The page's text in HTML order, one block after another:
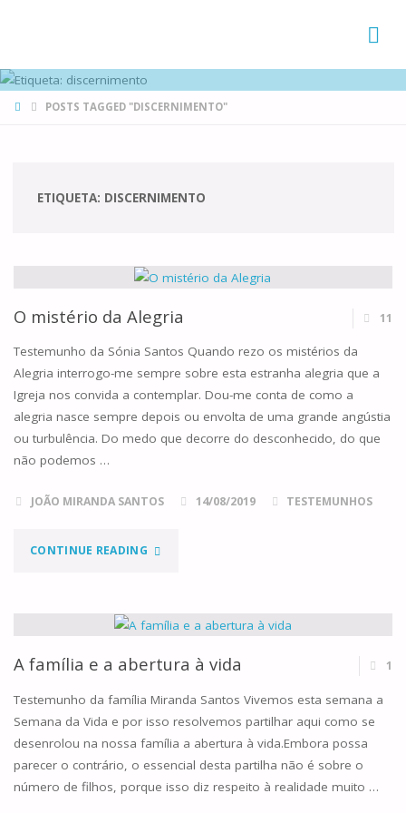
HOMEPOSTS TAGGED "DISCERNIMENTO"
ETIQUETA: DISCERNIMENTO
O mistério da Alegria 11
Testemunho da Sónia Santos Quando rezo os mistérios da
Alegria interrogo-me sempre sobre esta estranha alegria que a
Igreja nos convida a contemplar. Dou-me conta de como a
alegria nasce sempre depois ou envolta de uma grande angústia
ou turbulência. Do medo que decorre do desconhecido, do que
não podemos …
JOÃO MIRANDA SANTOS 14/08/2019 TESTEMUNHOS
CONTINUE READING"O
DA
ALEGRIA"
A família e a abertura à vida 1
Testemunho da família Miranda Santos Vivemos esta semana a
Semana da Vida e por isso resolvemos partilhar aqui como se
desenrolou na nossa família a abertura à vida.Embora possa
parecer o contrário, o essencial desta partilha não é sobre o
número de filhos, porque isso diz respeito à realidade muito …